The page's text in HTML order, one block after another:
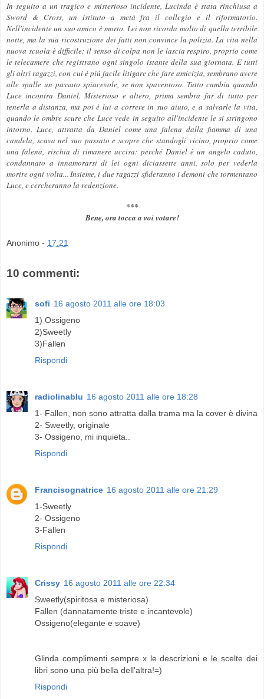
In seguito a un tragico e misterioso incidente, Lucinda è stata rinchiusa a
Sword & Cross, un istituto a metà fra il collegio e il riformatorio.
Nell'incidente un suo amico è morto. Lei non ricorda molto di quella terribile
notte, ma la sua ricostruzione dei fatti non convince la polizia. La vita nella
nuova scuola è difficile: il senso di colpa non le lascia respiro, proprio come
le telecamere che registrano ogni singolo istante della sua giornata. E tutti
gli altri ragazzi, con cui è più facile litigare che fare amicizia, sembrano avere
alle spalle un passato spiacevole, se non spaventoso. Tutto cambia quando
Luce incontra Daniel. Misterioso e altero, prima sembra far di tutto per
tenerla a distanza, ma poi è lui a correre in suo aiuto, e a salvarle la vita,
quando le ombre scure che Luce vede in seguito all'incidente le si stringono
intorno. Luce, attratta da Daniel come una falena dalla fiamma di una
candela, scava nel suo passato e scopre che standogli vicino, proprio come
una falena, rischia di rimanere uccisa: perché Daniel è un angelo caduto,
condannato a innamorarsi di lei ogni diciassette anni, solo per vederla
morire ogni volta... Insieme, i due ragazzi sfideranno i demoni che tormentano
Luce, e cercheranno la redenzione.
***
Bene, ora tocca a voi votare!
Anonimo - 17:21
10 commenti:
sofi 16 agosto 2011 alle ore 18:03
1) Ossigeno
2)Sweetly
3)Fallen
Rispondi
radiolinablu 16 agosto 2011 alle ore 18:28
1- Fallen, non sono attratta dalla trama ma la cover è divina
2- Sweetly, originale
3- Ossigeno, mi inquieta..
Rispondi
Francisognatrice 16 agosto 2011 alle ore 21:29
1-Sweetly
2- Ossigeno
3-Fallen
Rispondi
Crissy 16 agosto 2011 alle ore 22:34
Sweetly(spiritosa e misteriosa)
Fallen (dannatamente triste e incantevole)
Ossigeno(elegante e soave)
Glinda complimenti sempre x le descrizioni e le scelte dei
libri sono una più bella dell'altra!=)
Rispondi